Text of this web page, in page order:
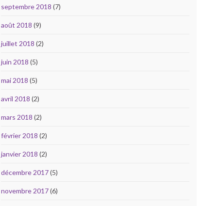
septembre 2018 (7)
août 2018 (9)
juillet 2018 (2)
juin 2018 (5)
mai 2018 (5)
avril 2018 (2)
mars 2018 (2)
février 2018 (2)
janvier 2018 (2)
décembre 2017(5)
novembre 2017(6)